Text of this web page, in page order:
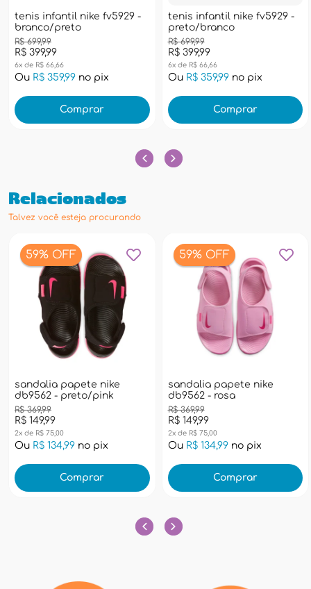
tenis infantil nike fv5929 -
branco/preto
R$ 399,99
R$ 699,99
6x de R$ 66,66
Ou R$ 359,99 no pix
Comprar
tenis infantil nike fv5929 -
preto/branco
R$ 399,99
R$ 699,99
6x de R$ 66,66
Ou R$ 359,99no pix
Comprar
Relacionados
Talvez você esteja procurando
59% OFF
sandalia papete nike
db9562 - preto/pink
R$ 149,99
R$ 369,99
2x de R$ 75,00
Ou R$ 134,99 no pix
Comprar
59% OFF
sandalia papete nike
db9562 - rosa
R$ 149,99
R$ 369,99
2x de R$ 75,00
Ou R$ 134,99no pix
Comprar